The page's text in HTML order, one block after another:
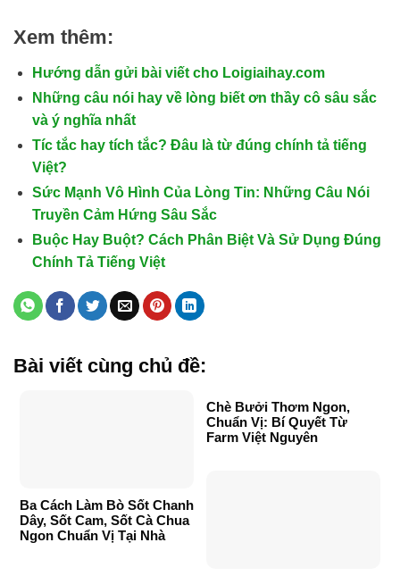
Xem thêm:
Hướng dẫn gửi bài viết cho Loigiaihay.com
Những câu nói hay về lòng biết ơn thầy cô sâu sắc
và ý nghĩa nhất
Tíc tắc hay tích tắc? Đâu là từ đúng chính tả tiếng
Việt?
Sức Mạnh Vô Hình Của Lòng Tin: Những Câu Nói
Truyền Cảm Hứng Sâu Sắc
Buộc Hay Buột? Cách Phân Biệt Và Sử Dụng Đúng
Chính Tả Tiếng Việt
Bài viết cùng chủ đề:
Ba Cách Làm Bò Sốt Chanh
Dây, Sốt Cam, Sốt Cà Chua
Ngon Chuẩn Vị Tại Nhà
Chè Bưởi Thơm Ngon,
Chuẩn Vị: Bí Quyết Từ
Farm Việt Nguyên